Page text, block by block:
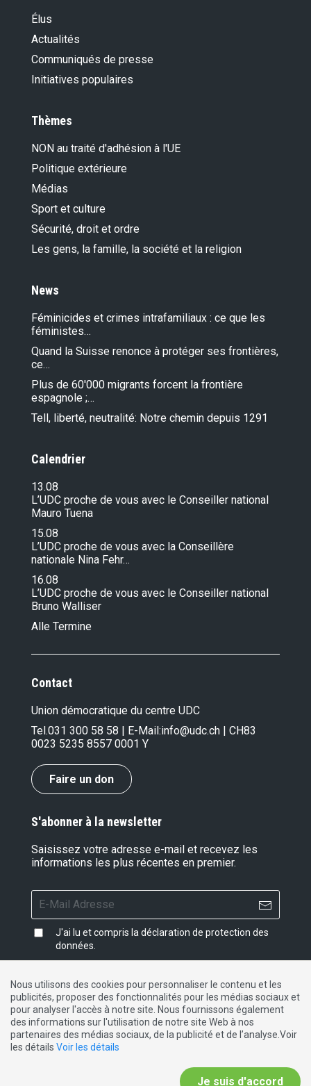
Élus
Actualités
Communiqués de presse
Initiatives populaires
Thèmes
NON au traité d'adhésion à l'UE
Politique extérieure
Médias
Sport et culture
Sécurité, droit et ordre
Les gens, la famille, la société et la religion
News
Féminicides et crimes intrafamiliaux : ce que les
féministes…
Quand la Suisse renonce à protéger ses frontières,
ce…
Plus de 60'000 migrants forcent la frontière
espagnole ;…
Tell, liberté, neutralité: Notre chemin depuis 1291
Calendrier
13.08
L’UDC proche de vous avec le Conseiller national
Mauro Tuena
15.08
L’UDC proche de vous avec la Conseillère
nationale Nina Fehr…
16.08
L’UDC proche de vous avec le Conseiller national
Bruno Walliser
Alle Termine
Contact
Union démocratique du centre UDC
Tel.031 300 58 58 | E-Mail:info@udc.ch | CH83
0023 5235 8557 0001 Y
Faire un don
S'abonner à la newsletter
Saisissez votre adresse e-mail et recevez les
informations les plus récentes en premier.
J'ai lu et compris la déclaration de protection des
données
Impressum| Protection des données|Contact
DE FR IT
Nous utilisons des cookies pour personnaliser le contenu et les
publicités, proposer des fonctionnalités pour les médias sociaux et
pour analyser l'accès à notre site. Nous fournissons également
des informations sur l'utilisation de notre site Web à nos
partenaires des médias sociaux, de la publicité et de l’analyse.Voir
les détails Voir les détails
Je suis d'accord